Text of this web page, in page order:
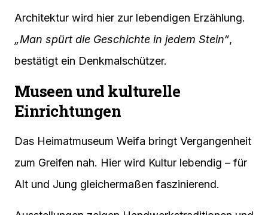
Architektur wird hier zur lebendigen Erzählung.
„Man spürt die Geschichte in jedem Stein“,
bestätigt ein Denkmalschützer.
Museen und kulturelle
Einrichtungen
Das Heimatmuseum Weifa bringt Vergangenheit
zum Greifen nah. Hier wird Kultur lebendig – für
Alt und Jung gleichermaßen faszinierend.